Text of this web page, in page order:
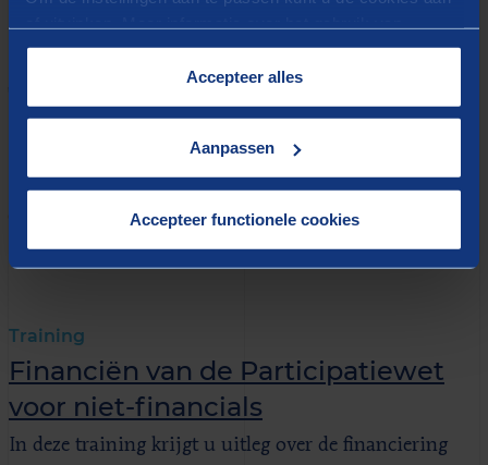
cookies op onze website treft u in onze
Accepteer alles
Aanpassen
Accepteer functionele cookies
REKENTOOL VOOR RIJKSBUDGETTEN
GERELATEERD
Meer weten?
Training
Financiën van de Participatiewet
voor niet-financials
In deze training krijgt u uitleg over de financiering